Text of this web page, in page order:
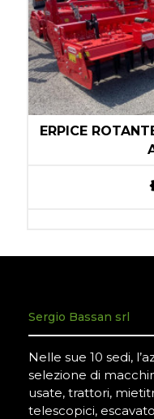
ERPICE
Sergio Bassan srl
Nelle sue 10 sedi,
selezione di
usate, trattori,
telescopici,